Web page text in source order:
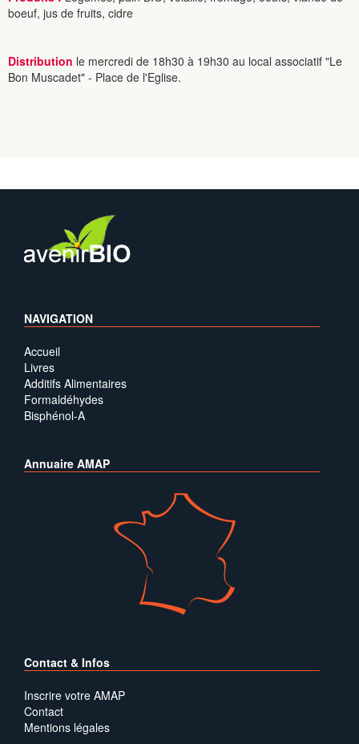
boeuf, jus de fruits, cidre
Distribution le mercredi de 18h30 à 19h30 au local associatif "Le
Bon Muscadet" - Place de l'Eglise.
NAVIGATION
Accueil
Livres
Additifs Alimentaires
Formaldéhydes
Bisphénol-A
Annuaire AMAP
Contact & Infos
Inscrire votre AMAP
Contact
Mentions légales